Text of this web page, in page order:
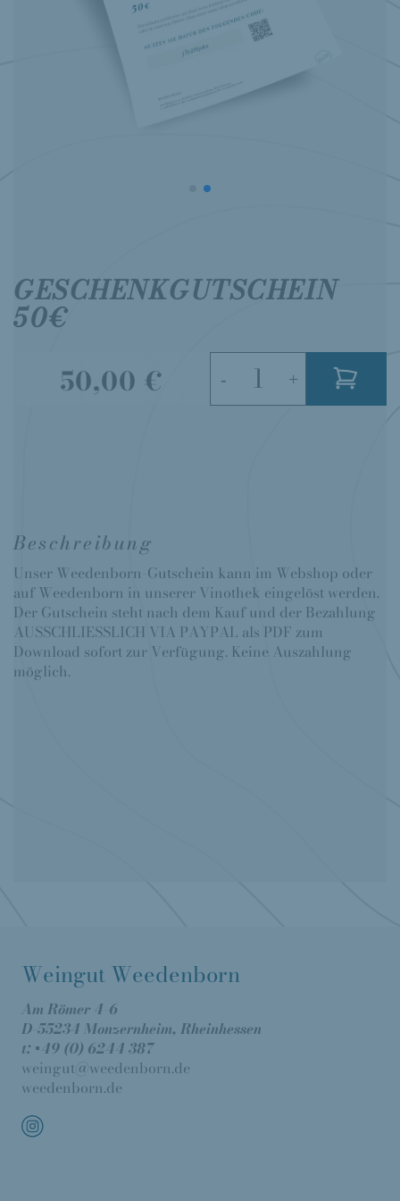
GESCHENKGUTSCHEIN
50€
50,00 €
- +
Beschreibung
Unser Weedenborn-Gutschein kann im Webshop oder
auf Weedenborn in unserer Vinothek eingelöst werden.
Der Gutschein steht nach dem Kauf und der Bezahlung
AUSSCHLIESSLICH VIA PAYPAL als PDF zum
Download sofort zur Verfügung. Keine Auszahlung
möglich.
Weingut Weedenborn
Am Römer 4-6
D-55234 Monzernheim, Rheinhessen
t: +49 (0) 6244 387
weingut@weedenborn.de
weedenborn.de